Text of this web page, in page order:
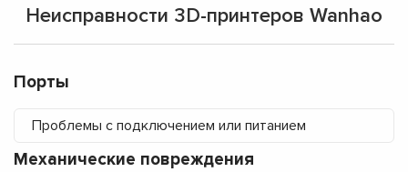
Неисправности 3D-принтеров Wanhao
Порты
Проблемы с подключением или питанием
Механические повреждения